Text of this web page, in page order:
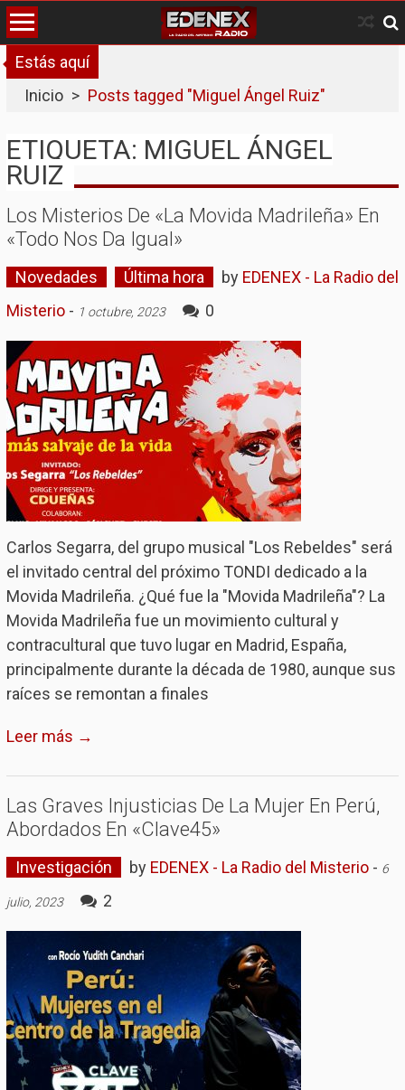
Skip
to
content
Estás aquí
Inicio > Posts tagged "Miguel Ángel Ruiz"
ETIQUETA: MIGUEL ÁNGEL
RUIZ
Los Misterios De «La Movida Madrileña» En
«Todo Nos Da Igual»
Novedades Última hora by EDENEX - La Radio del
Misterio- 1 octubre, 2023 0
Carlos Segarra, del grupo musical "Los Rebeldes" será
el invitado central del próximo TONDI dedicado a la
Movida Madrileña. ¿Qué fue la "Movida Madrileña"? La
Movida Madrileña fue un movimiento cultural y
contracultural que tuvo lugar en Madrid, España,
principalmente durante la década de 1980, aunque sus
raíces se remontan a finales
Leer más →
Las Graves Injusticias De La Mujer En Perú,
Abordados En «Clave45»
Investigación by EDENEX - La Radio del Misterio- 6
julio, 2023 2